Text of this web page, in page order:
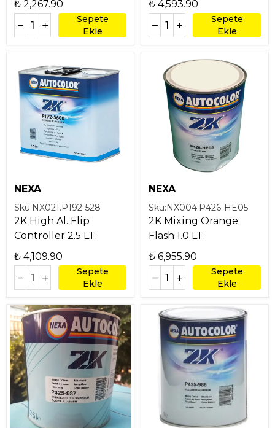
₺ 2,267.90
Sepete
Ekle
₺ 4,593.90
Sepete
Ekle
NEXA
Sku:NX021.P192-528
2K High Al. Flip
Controller 2.5 LT.
₺ 4,109.90
Sepete
Ekle
NEXA
Sku:NX004.P426-HE05
2K Mixing Orange
Flash 1.0 LT.
₺ 6,955.90
Sepete
Ekle